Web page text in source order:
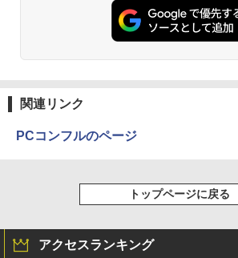
関連リンク
PCコンフルのページ
トップページに戻る
アクセスランキング